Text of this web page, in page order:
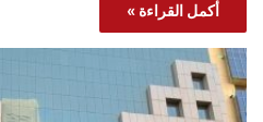
أكمل القراءة »